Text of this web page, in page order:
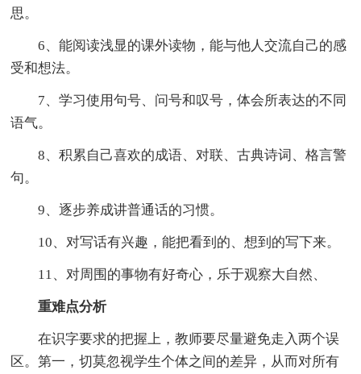
思。
6、能阅读浅显的课外读物，能与他人交流自己的感
受和想法。
7、学习使用句号、问号和叹号，体会所表达的不同
语气。
8、积累自己喜欢的成语、对联、古典诗词、格言警
句。
9、逐步养成讲普通话的习惯。
10、对写话有兴趣，能把看到的、想到的写下来。
11、对周围的事物有好奇心，乐于观察大自然、
重难点分析
在识字要求的把握上，教师要尽量避免走入两个误
区。第一，切莫忽视学生个体之间的差异，从而对所有